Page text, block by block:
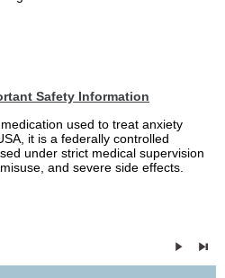
Safety Information
used to treat anxiety
it is a federally controlled
under strict medical supervision
and severe side effects.